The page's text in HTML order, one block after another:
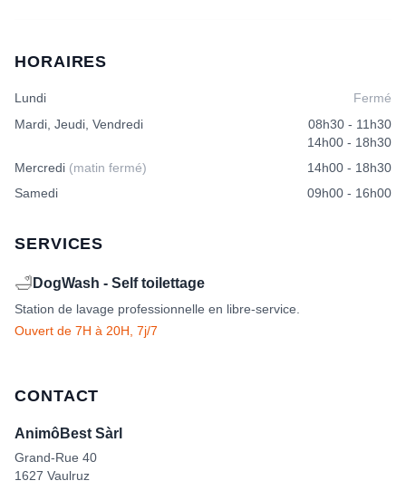
HORAIRES
Lundi
Fermé
Mardi, Jeudi, Vendredi
08h30 - 11h30
14h00 - 18h30
Mercredi (matin fermé)
14h00 - 18h30
Samedi
09h00 - 16h00
SERVICES
🛁 DogWash - Self toilettage
Station de lavage professionnelle en libre-service.
Ouvert de 7H à 20H, 7j/7
CONTACT
AnimôBest Sàrl
Grand-Rue 40
1627 Vaulruz